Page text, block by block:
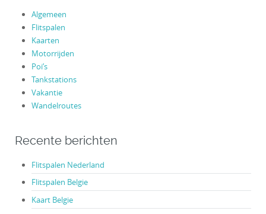
Algemeen
Flitspalen
Kaarten
Motorrijden
Poi’s
Tankstations
Vakantie
Wandelroutes
Recente berichten
Flitspalen Nederland
Flitspalen Belgie
Kaart Belgie